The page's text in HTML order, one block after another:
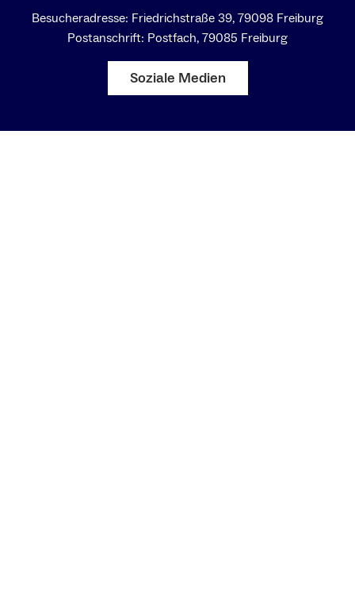
Besucheradresse: Friedrichstraße 39, 79098 Freiburg
Postanschrift: Postfach, 79085 Freiburg
Soziale Medien